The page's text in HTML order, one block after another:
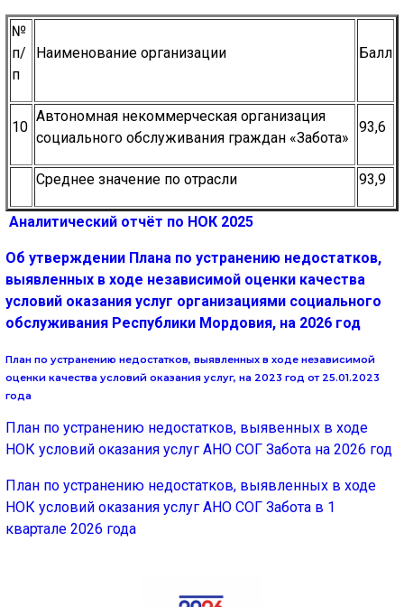
№
п/
п
Наименование организации Балл
10
Автономная некоммерческая организация
социального обслуживания граждан «Забота»
93,6
Среднее значение по отрасли 93,9
Аналитический отчёт по НОК 2025
Об утверждении Плана по устранению недостатков,
выявленных в ходе независимой оценки качества
условий оказания услуг организациями социального
обслуживания Республики Мордовия, на 2026 год
План по устранению недостатков, выявленных в ходе независимой
оценки качества условий оказания услуг, на 2023 год от 25.01.2023
года
План по устранению недостатков, выявенных в ходе
НОК условий оказания услуг АНО СОГ Забота на 2026 год
План по устранению недостатков, выявленных в ходе
НОК условий оказания услуг АНО СОГ Забота в 1
квартале 2026 года